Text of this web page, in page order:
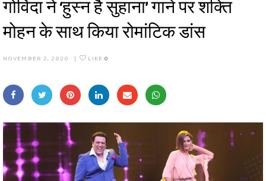
गोविंदा ने ‘हुस्न है सुहाना’ गाने पर शक्ति
मोहन के साथ किया रोमांटिक डांस
NOVEMBER 2, 2020 | LIKE 0